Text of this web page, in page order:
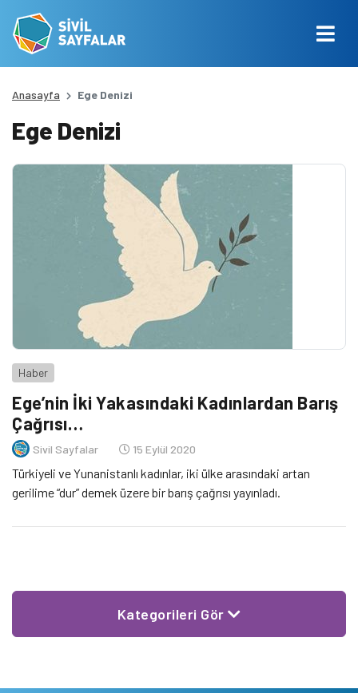
Anasayfa Ege Denizi
Ege Denizi
Haber
Ege’nin İki Yakasındaki Kadınlardan Barış
Çağrısı…
Sivil Sayfalar 15 Eylül 2020
Türkiyeli ve Yunanistanlı kadınlar, iki ülke arasındaki artan
gerilime “dur” demek üzere bir barış çağrısı yayınladı.
Kategorileri Gör